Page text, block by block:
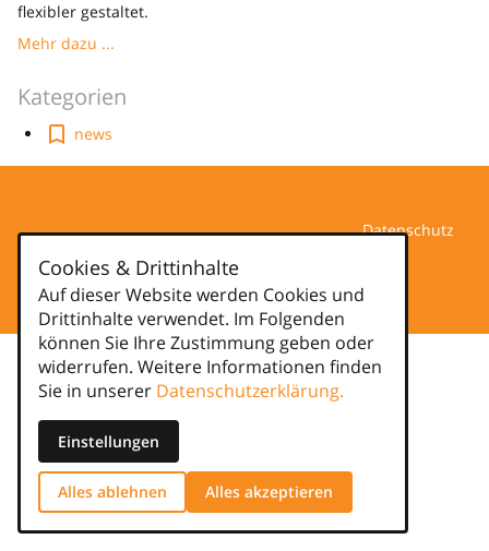
flexibler gestaltet.
Mehr dazu ...
Kategorien
news
Datenschutz
Impressum
Cookies & Drittinhalte
Auf dieser Website werden Cookies und
Drittinhalte verwendet. Im Folgenden
können Sie Ihre Zustimmung geben oder
widerrufen. Weitere Informationen finden
Sie in unserer Datenschutzerklärung.
Einstellungen
Alles ablehnen Alles akzeptieren